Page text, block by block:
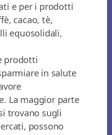
e per i prodotti
cacao, tè,
equosolidali,
prodotti
in salute
La maggior parte
trovano sugli
possono